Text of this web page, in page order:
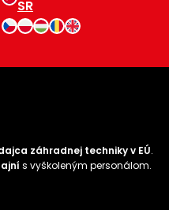
SR
záhradnej techniky v EÚ.
s vyškoleným personálom.